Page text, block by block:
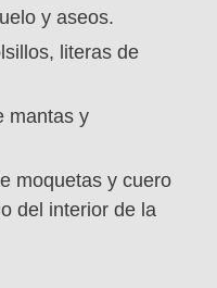
y aseos.
literas de
mantas y
moquetas y cuero
del interior de la